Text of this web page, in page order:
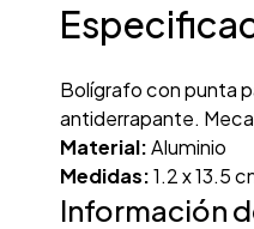
Bolígrafo con punta
antiderrapante.
Material:Aluminio
Medidas:1.2 x 13.5
Información